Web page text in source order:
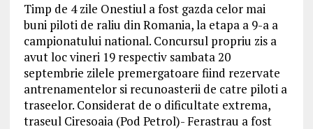
Timp de 4 zile Onestiul a fost gazda celor mai
buni piloti de raliu din Romania, la etapa a 9-a a
campionatului national. Concursul propriu zis a
avut loc vineri 19 respectiv sambata 20
septembrie zilele premergatoare fiind rezervate
antrenamentelor si recunoasterii de catre piloti a
traseelor. Considerat de o dificultate extrema,
traseul Ciresoaia (Pod Petrol)- Ferastrau a fost